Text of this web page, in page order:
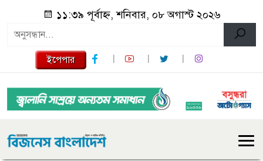
১১:৩৯ পূর্বাহ্ন, শনিবার, ০৮ অগাস্ট ২০২৬
ইপেপার